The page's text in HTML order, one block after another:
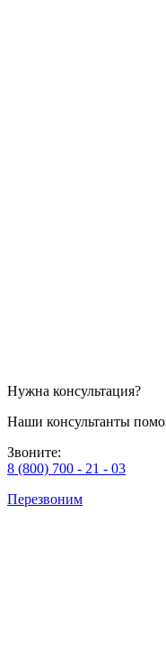
Нужна консультация?
Наши консультанты
Звоните:
8 (800) 700 - 21 - 03
Перезвоним